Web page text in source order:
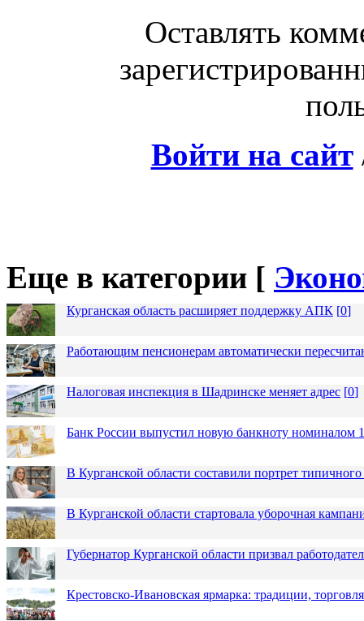
Оставлять
Войти на сайт
Еще в категории [
Курганская область расширяет поддержку АПК [0]
Работающим пенсионерам автоматически
Налоговая инспекция в Шадринске меняет адрес [0]
Банк России выпустил новую банкноту номиналом
В Курганской области составили портрет
В Курганской области стартовала уборочная
Губернатор Курганской области призвал
Крестовско-Ивановская ярмарка: традиции,